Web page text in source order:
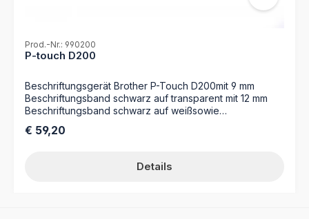
Prod.-Nr.: 990200
P-touch D200
Beschriftungsgerät Brother P-Touch D200mit 9 mm
Beschriftungsband schwarz auf transparent mit 12 mm
Beschriftungsband schwarz auf weißsowie
Regulärer Preis:
€ 59,20
Details